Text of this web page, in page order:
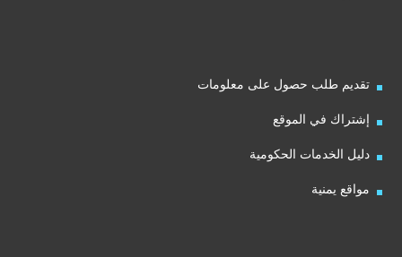
تقديم طلب حصول على معلومات
إشتراك في الموقع
دليل الخدمات الحكومية
مواقع يمنية